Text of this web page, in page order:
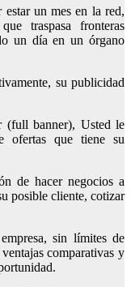
un mes en la red,
traspasa fronteras
un día en un órgano
su publicidad
(full banner), Usted le
ofertas que tiene su
de hacer negocios a
posible cliente, cotizar
sin límites de
comparativas y